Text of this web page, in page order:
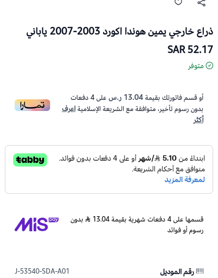
خارجي يمين هوندا اكورد 2003-2007 ياباني
52.17
متوفر
أو قسم فاتورتك بقيمة13.04 ر.س على4دفعات
بدون رسوم تأخير، متوافقة مع الشريعة الإسلاميةاعرف
أكثر
قسمها على 4 دفعات شهرية بقيمة 13.04
بدون
رسوم أو فوائد
رقم الموديل J-53540-SDA-A01